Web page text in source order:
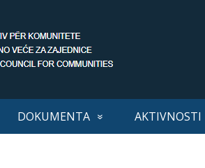
DOKUMENTA AKTIVNOSTI